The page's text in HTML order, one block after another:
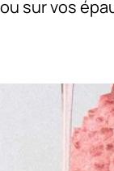
ou sur vos